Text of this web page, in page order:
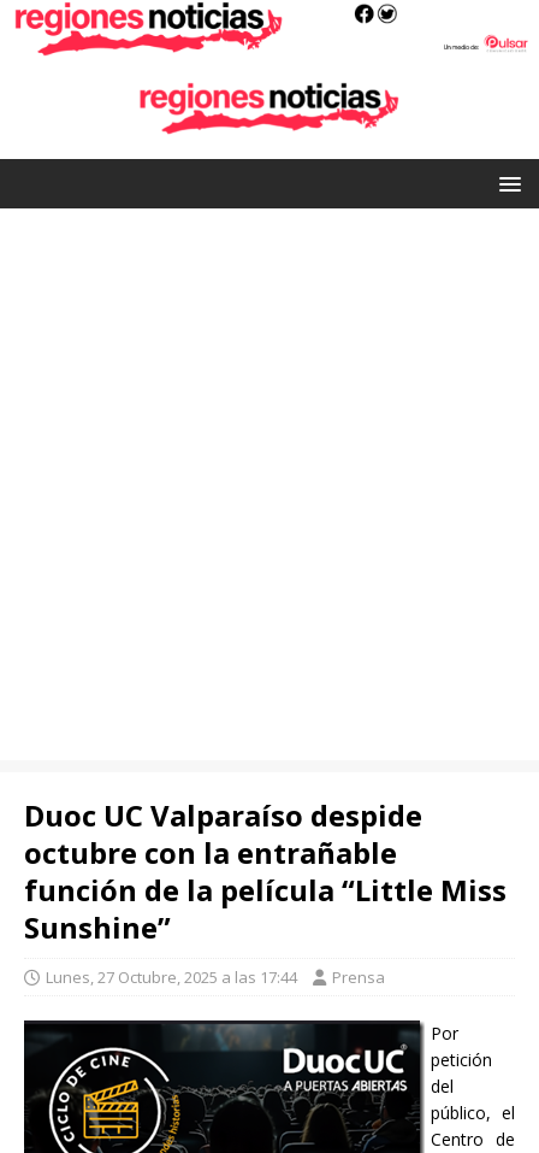
Duoc UC Valparaíso despide
octubre con la entrañable
función de la película “Little Miss
Sunshine”
Lunes, 27 Octubre, 2025 a las 17:44 Prensa
Por
petición
del
público, el
Centro de